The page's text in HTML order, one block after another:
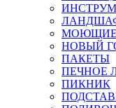
МОЮЩИЕ
НОВЫЙ
ПАКЕТЫ
ПЕЧНОЕ
ПИКНИК